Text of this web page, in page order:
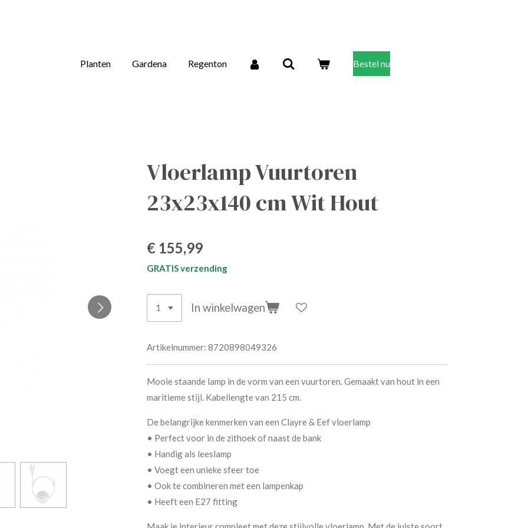
Planten Gardena Regenton Bestel nu
Vloerlamp Vuurtoren
23x23x140 cm Wit Hout
€ 155,99
GRATIS verzending
In winkelwagen
Artikelnummer: 8720898049326
Mooie staande lamp in de vorm van een vuurtoren. Gemaakt van hout in een
maritieme stijl. Kabellengte van 215 cm.
De belangrijke kenmerken van een Clayre & Eef vloerlamp
• Perfect voor in de zithoek of naast de bank
• Handig als leeslamp
• Voegt een unieke sfeer toe
• Ook te combineren met een lampenkap
• Heeft een E27 fitting